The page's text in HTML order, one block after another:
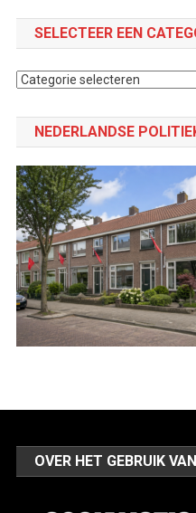
SELECTEER EEN
Selecteer
categorie
NEDERLANDSE
OVER HET GEBRUIK